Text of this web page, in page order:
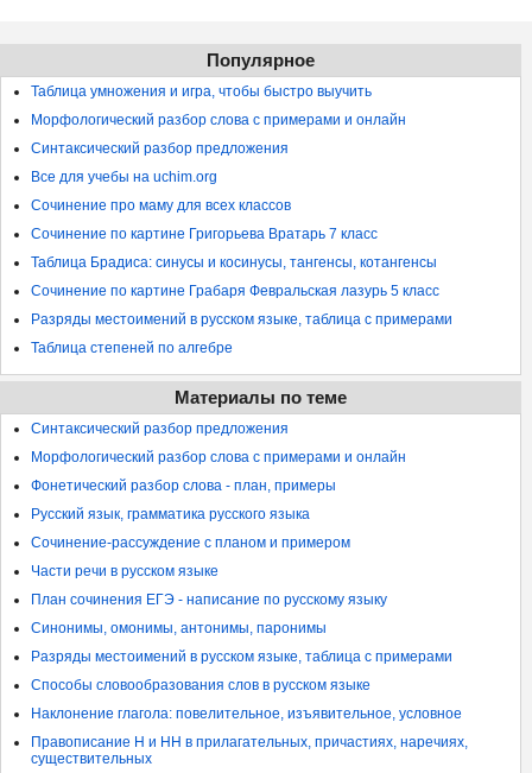
Популярное
Таблица умножения и игра, чтобы быстро выучить
Морфологический разбор слова с примерами и онлайн
Синтаксический разбор предложения
Все для учебы на uchim.org
Сочинение про маму для всех классов
Сочинение по картине Григорьева Вратарь 7 класс
Таблица Брадиса: синусы и косинусы, тангенсы, котангенсы
Сочинение по картине Грабаря Февральская лазурь 5 класс
Разряды местоимений в русском языке, таблица с примерами
Таблица степеней по алгебре
Материалы по теме
Синтаксический разбор предложения
Морфологический разбор слова с примерами и онлайн
Фонетический разбор слова - план, примеры
Русский язык, грамматика русского языка
Сочинение-рассуждение с планом и примером
Части речи в русском языке
План сочинения ЕГЭ - написание по русскому языку
Синонимы, омонимы, антонимы, паронимы
Разряды местоимений в русском языке, таблица с примерами
Способы словообразования слов в русском языке
Наклонение глагола: повелительное, изъявительное, условное
Правописание Н и НН в прилагательных, причастиях, наречиях,
существительных